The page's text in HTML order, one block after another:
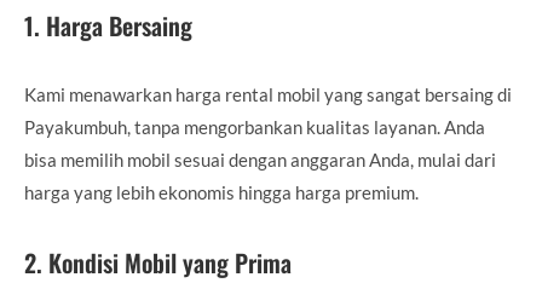
1. Harga Bersaing
Kami menawarkan harga rental mobil yang sangat bersaing di
Payakumbuh, tanpa mengorbankan kualitas layanan. Anda
bisa memilih mobil sesuai dengan anggaran Anda, mulai dari
harga yang lebih ekonomis hingga harga premium.
2. Kondisi Mobil yang Prima